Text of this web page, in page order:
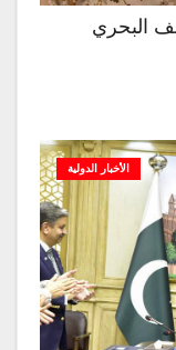
البحري
الأخبار الدولية